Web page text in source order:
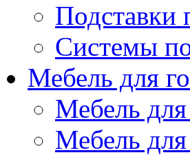
Подставки
Системы
Мебель для
Мебель
Мебель